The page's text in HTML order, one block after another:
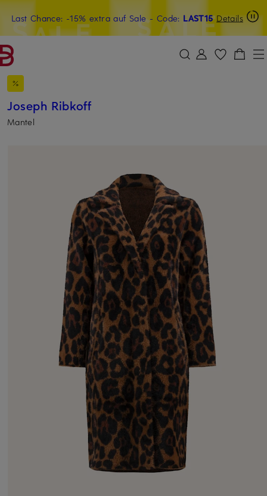
ZUM HAUPTINHALT ÜBERSPRINGEN ZUM SUCHFELD ÜBERSPRINGEN
Last Chance: -15% extra auf Sale- Code: LAST15 Details
15€-Willkommensgutschein mit Beyond sichern
Joseph Ribkoff
Mantel